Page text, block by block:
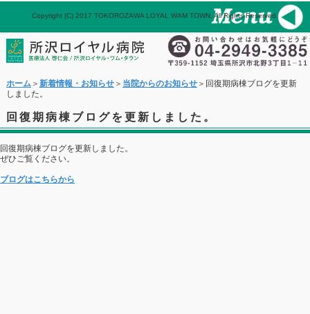
ホーム＞ 新着情報・お知らせ＞ 当院からのお知らせ＞回復期病棟ブログを更新
しました。
回復期病棟ブログを更新しました。
回復期病棟ブログを更新しました。
ぜひご覧ください。
ブログはこちらから
Copyright (C) 2017 TOKOROZAWA LOYAL WAM TOWN, All Rights Reserved.
メール